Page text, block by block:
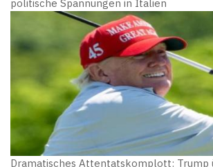
politische Spannungen in Italien
Dramatisches Attentatskomplott: Trump